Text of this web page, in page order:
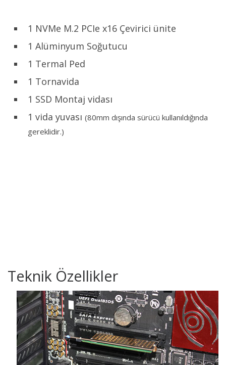
1 NVMe M.2 PCIe x16 Çevirici ünite
1 Alüminyum Soğutucu
1 Termal Ped
1 Tornavida
1 SSD Montaj vidası
1 vida yuvası (80mm dışında sürücü kullanıldığında
gereklidir.)
Teknik Özellikler